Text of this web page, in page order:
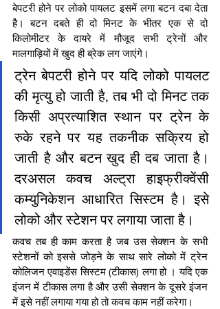
बेपटरी होने पर लोको पायलट इसमें लगा बटन दबा देता
है। बटन दबते ही दो मिनट के भीतर एक से दो
किलोमीटर के दायरे में मौजूद सभी ट्रेनों और
मालगाड़ियों में खुद ही ब्रेक लग जाएंगे।
ट्रेन बेपटरी होने पर यदि लोको पायलट
की मृत्यु हो जाती है, तब भी दो मिनट तक
किसी अप्रत्याशित स्थान पर ट्रेन के
रुके रहने पर यह तकनीक सक्रिय हो
जाती है और बटन खुद ही दब जाता है।
दरअसल कवच अल्ट्रा हाइफ्रीक्वेंसी
कम्युनिकेशन आधारित सिस्टम है। इसे
लोको और स्टेशन पर लगाया जाता है।
कवच तब ही काम करता है जब उस सेक्शन के सभी
स्टेशनों को इससे जोड़ने के साथ सारे लोको में ट्रेन
कोलिजन एवाइडेंस सिस्टम (टीकास) लगा हो । यदि एक
इंजन में टीकास लगा है और उसी सेक्शन के दूसरे इंजन
में इसे नहीं लगाया गया हो तो कवच काम नहीं करेगा।